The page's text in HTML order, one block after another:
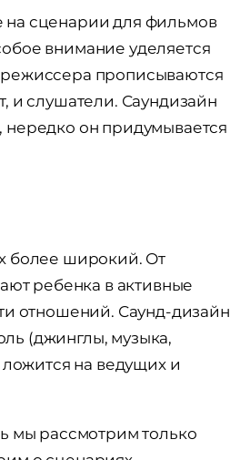
на сценарии для фильмов
внимание уделяется
прописываются
и слушатели. Саундизайн
он придумывается
более широкий. От
ребенка в активные
отношений. Саунд-дизайн
(джинглы, музыка,
ложится на ведущих и
мы рассмотрим только